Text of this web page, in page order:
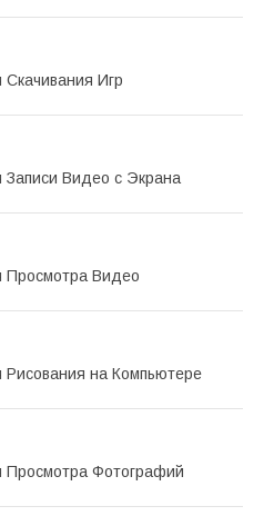
Игр
Видео с Экрана
Просмотра Видео
на Компьютере
Просмотра Фотографий